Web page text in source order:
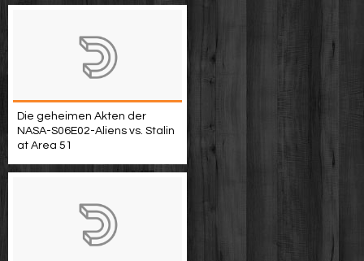
Die geheimen Akten der
NASA-S06E02-Aliens vs. Stalin
at Area 51